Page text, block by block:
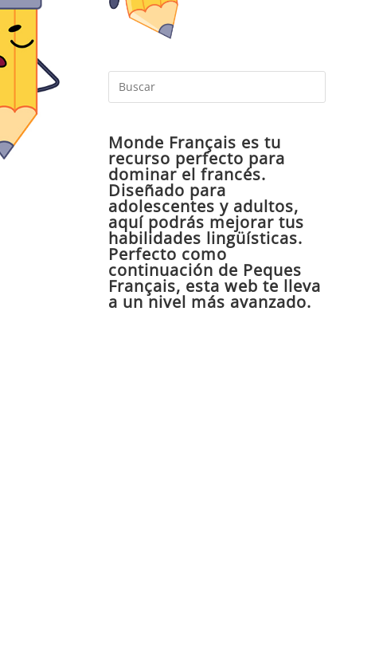
Escape
Monde Français es tu
recurso perfecto para
dominar el francés.
Diseñado para
adolescentes y adultos,
aquí podrás mejorar tus
habilidades lingüísticas.
Perfecto como
continuación de Peques
Français, esta web te lleva
a un nivel más avanzado.